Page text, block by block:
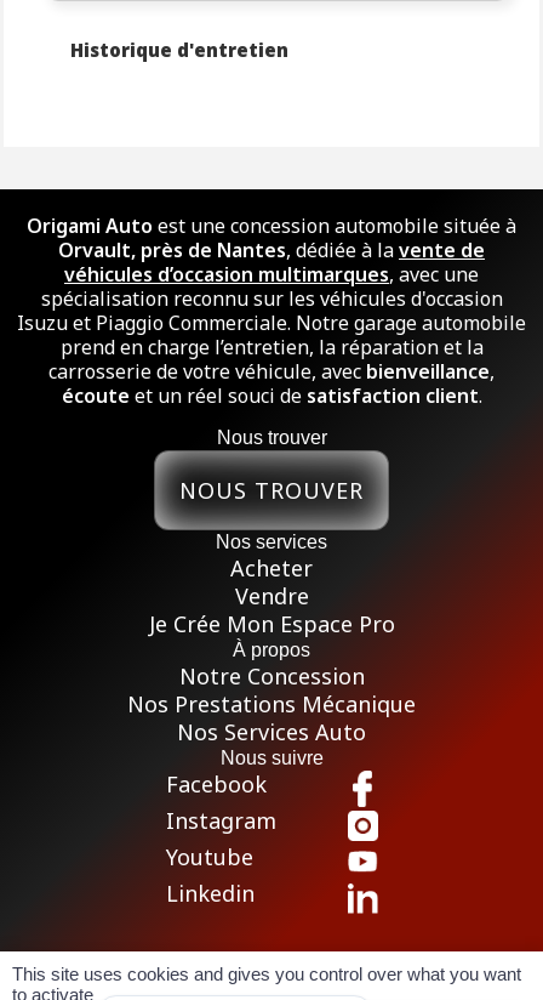
Historique d'entretien
Origami Auto est une concession automobile située à
Orvault, près de Nantes, dédiée à lavente de
véhicules d’occasion multimarques, avec une
spécialisation reconnu sur les véhicules d'occasion
Isuzu et Piaggio Commerciale. Notre garage automobile
prend en charge l’entretien, la réparation et la
carrosserie de votre véhicule, avec bienveillance,
écoute et un réel souci de satisfaction client.
Nous trouver
NOUS TROUVER
Nos services
Acheter
Vendre
Je Crée Mon Espace Pro
À propos
Notre Concession
Nos Prestations Mécanique
Nos Services Auto
Nous suivre
Facebook
Instagram
Youtube
Linkedin
Pour les trajets courts, privilégiez la marche ou le vélo
This site uses cookies and gives you control over what you want
to activate